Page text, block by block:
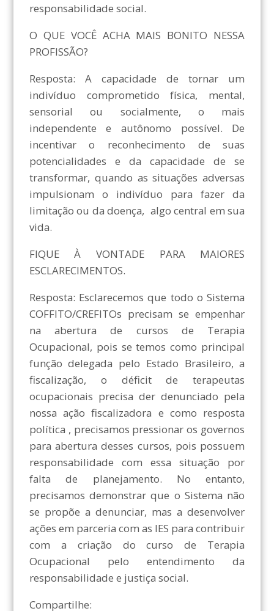
responsabilidade social.
O QUE VOCÊ ACHA MAIS BONITO NESSA
PROFISSÃO?
Resposta: A capacidade de tornar um
indivíduo comprometido física, mental,
sensorial ou socialmente, o mais
independente e autônomo possível. De
incentivar o reconhecimento de suas
potencialidades e da capacidade de se
transformar, quando as situações adversas
impulsionam o indivíduo para fazer da
limitação ou da doença, algo central em sua
vida.
FIQUE À VONTADE PARA MAIORES
ESCLARECIMENTOS.
Resposta: Esclarecemos que todo o Sistema
COFFITO/CREFITOs precisam se empenhar
na abertura de cursos de Terapia
Ocupacional, pois se temos como principal
função delegada pelo Estado Brasileiro, a
fiscalização, o déficit de terapeutas
ocupacionais precisa der denunciado pela
nossa ação fiscalizadora e como resposta
política , precisamos pressionar os governos
para abertura desses cursos, pois possuem
responsabilidade com essa situação por
falta de planejamento. No entanto,
precisamos demonstrar que o Sistema não
se propõe a denunciar, mas a desenvolver
ações em parceria com as IES para contribuir
com a criação do curso de Terapia
Ocupacional pelo entendimento da
responsabilidade e justiça social.
Compartilhe: